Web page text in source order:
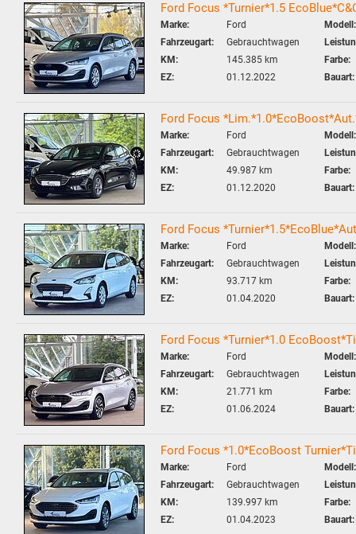
Ford Focus *Turnier*1.5
Marke:
Ford
Fahrzeugart:
Gebrauchtwagen
KM:
145.385 km
EZ:
01.12.2022
Modell:
Farbe:
Bauart:
Ford Focus
Marke:
Ford
Fahrzeugart:
Gebrauchtwagen
KM:
49.987 km
EZ:
01.12.2020
Modell:
Farbe:
Bauart:
Ford Focus
Marke:
Ford
Fahrzeugart:
Gebrauchtwagen
KM:
93.717 km
EZ:
01.04.2020
Modell:
Farbe:
Bauart:
Ford Focus *Turnier*1.0
Marke:
Ford
Fahrzeugart:
Gebrauchtwagen
KM:
21.771 km
EZ:
01.06.2024
Modell:
Farbe:
Bauart:
Ford Focus *1.0*EcoBoost
Marke:
Ford
Fahrzeugart:
Gebrauchtwagen
KM:
139.997 km
EZ:
01.04.2023
Modell:
Farbe:
Bauart: